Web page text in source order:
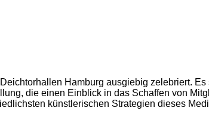
Hamburg ausgiebig zelebriert.
die einen Einblick in das Schaffen von
künstlerischen Strategien dieses